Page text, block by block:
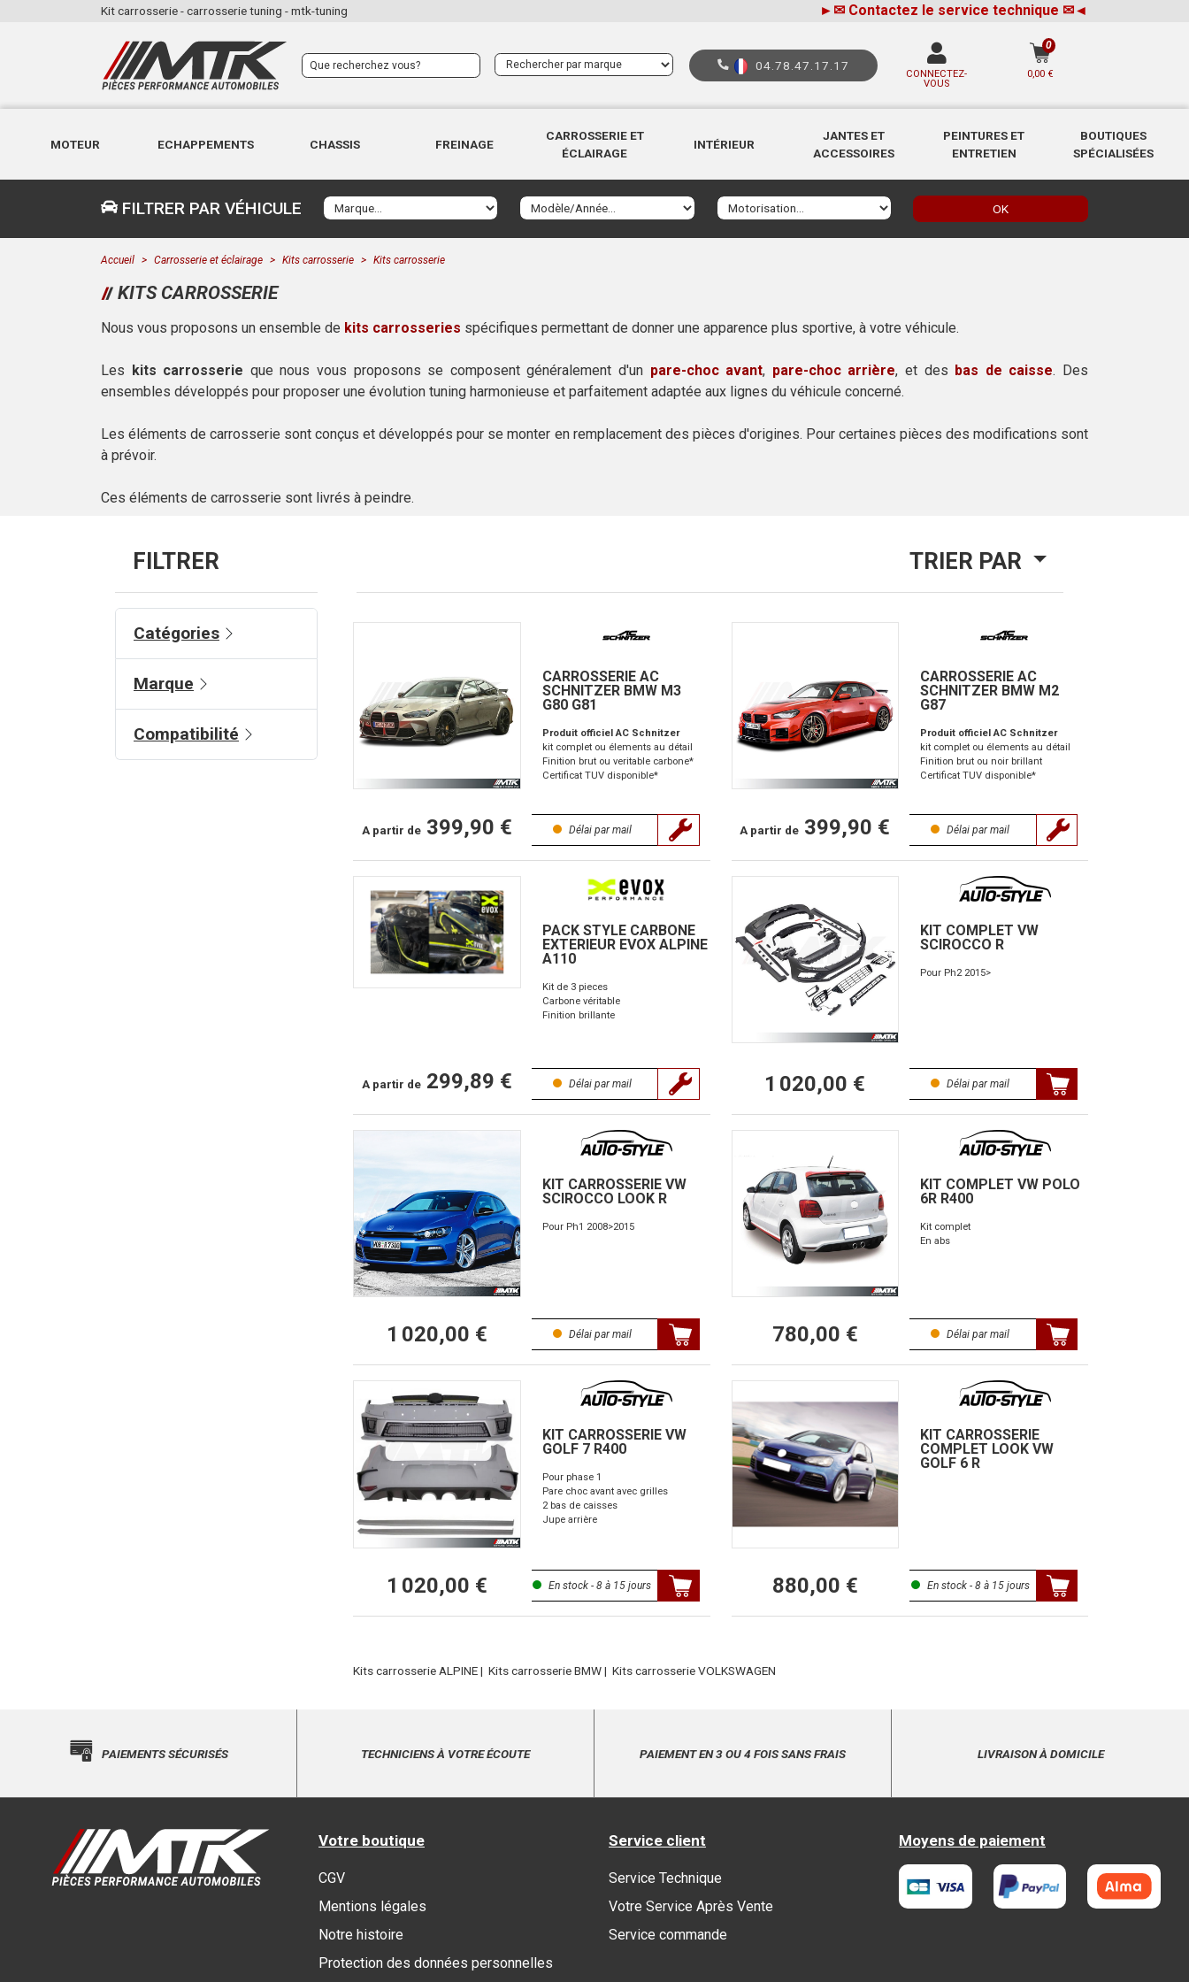
Kit carrosserie - carrosserie tuning - mtk-tuning ► ✉ Contactez le service technique ✉◄
04.78.47.17.17
CONNECTEZ-
VOUS
0,00 €
0
MOTEUR ECHAPPEMENTS CHASSIS FREINAGE
CARROSSERIE ET
ÉCLAIRAGE
INTÉRIEUR
JANTES ET
ACCESSOIRES
PEINTURES ET
ENTRETIEN
BOUTIQUES
SPÉCIALISÉES
FILTRER PAR VÉHICULE OK
Accueil Carrosserie et éclairage Kits carrosserie Kits carrosserie
KITS CARROSSERIE
Nous vous proposons un ensemble de kits carrosseries spécifiques permettant de donner une apparence plus sportive, à votre véhicule.
Les kits carrosserie que nous vous proposons se composent généralement d'un pare-choc avant, pare-choc arrière, et des bas de caisse. Des
ensembles développés pour proposer une évolution tuning harmonieuse et parfaitement adaptée aux lignes du véhicule concerné.
Les éléments de carrosserie sont conçus et développés pour se monter en remplacement des pièces d'origines. Pour certaines pièces des modifications sont
à prévoir.
Ces éléments de carrosserie sont livrés à peindre.
FILTRER
Catégories
Marque
Compatibilité
TRIER PAR
CARROSSERIE AC
SCHNITZER BMW M3
G80 G81
Produit officiel AC Schnitzer
kit complet ou élements au détail
Finition brut ou veritable carbone*
Certificat TUV disponible*
A partir de 399,90 € Délai par mail
CARROSSERIE AC
SCHNITZER BMW M2
G87
Produit officiel AC Schnitzer
kit complet ou élements au détail
Finition brut ou noir brillant
Certificat TUV disponible*
A partir de 399,90 € Délai par mail
PACK STYLE CARBONE
EXTERIEUR EVOX ALPINE
A110
Kit de 3 pieces
Carbone véritable
Finition brillante
A partir de 299,89 € Délai par mail
KIT COMPLET VW
SCIROCCO R
Pour Ph2 2015>
1 020,00 € Délai par mail
KIT CARROSSERIE VW
SCIROCCO LOOK R
Pour Ph1 2008>2015
1 020,00 € Délai par mail
KIT COMPLET VW POLO
6R R400
Kit complet
En abs
780,00 € Délai par mail
KIT CARROSSERIE VW
GOLF 7 R400
Pour phase 1
Pare choc avant avec grilles
2 bas de caisses
Jupe arrière
1 020,00 € En stock - 8 à 15 jours
KIT CARROSSERIE
COMPLET LOOK VW
GOLF 6 R
880,00 € En stock - 8 à 15 jours
Kits carrosserie ALPINE| Kits carrosserie BMW| Kits carrosserie VOLKSWAGEN
PAIEMENTS SÉCURISÉS TECHNICIENS À VOTRE ÉCOUTE PAIEMENT EN 3 OU 4 FOIS SANS FRAIS LIVRAISON À DOMICILE
Votre boutique
CGV
Mentions légales
Notre histoire
Protection des données personnelles
Service client
Service Technique
Votre Service Après Vente
Service commande
Moyens de paiement